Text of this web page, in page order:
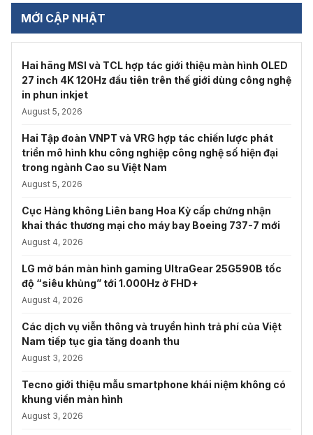
MỚI CẬP NHẬT
Hai hãng MSI và TCL hợp tác giới thiệu màn hình OLED
27 inch 4K 120Hz đầu tiên trên thế giới dùng công nghệ
in phun inkjet
August 5, 2026
Hai Tập đoàn VNPT và VRG hợp tác chiến lược phát
triển mô hình khu công nghiệp công nghệ số hiện đại
trong ngành Cao su Việt Nam
August 5, 2026
Cục Hàng không Liên bang Hoa Kỳ cấp chứng nhận
khai thác thương mại cho máy bay Boeing 737-7 mới
August 4, 2026
LG mở bán màn hình gaming UltraGear 25G590B tốc
độ “siêu khủng” tới 1.000Hz ở FHD+
August 4, 2026
Các dịch vụ viễn thông và truyền hình trả phí của Việt
Nam tiếp tục gia tăng doanh thu
August 3, 2026
Tecno giới thiệu mẫu smartphone khái niệm không có
khung viền màn hình
August 3, 2026